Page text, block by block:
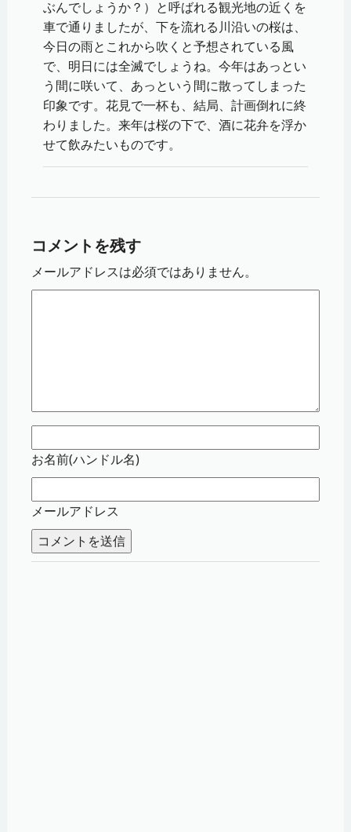
ぶんでしょうか？）と呼ばれる観光地の近くを
車で通りましたが、下を流れる川沿いの桜は、
今日の雨とこれから吹くと予想されている風
で、明日には全滅でしょうね。今年はあっとい
う間に咲いて、あっという間に散ってしまった
印象です。花見で一杯も、結局、計画倒れに終
わりました。来年は桜の下で、酒に花弁を浮か
せて飲みたいものです。
コメントを残す
メールアドレスは必須ではありません。
お名前(ハンドル名)
メールアドレス